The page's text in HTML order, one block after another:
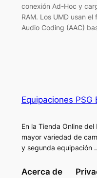
conexión Ad-Hoc y
RAM. Los UMD usan
Audio Coding (AAC)
Equipaciones PSG
En la Tienda Online
mayor variedad de
y segunda equipación ..
Acerca de